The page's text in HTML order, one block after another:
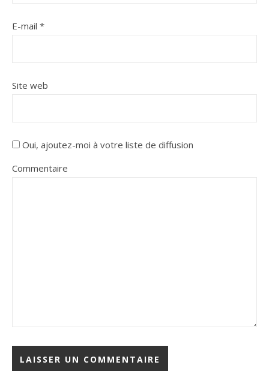
E-mail *
Site web
Oui, ajoutez-moi à votre liste de diffusion
Commentaire